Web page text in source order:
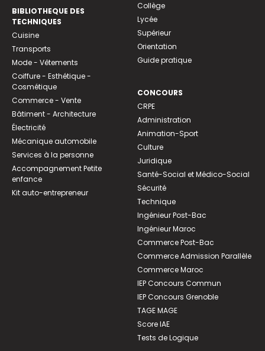
BIBLIOTHEQUE DES
TECHNIQUES
Cuisine
Transports
Mode - Vêtements
Coiffure - Esthétique -
Cosmétique
Commerce - Vente
Bâtiment - Architecture
Électricité
Mécanique automobile
Services à la personne
Accompagnement Petite
enfance
Kit auto-entrepreneur
Collège
Lycée
Supérieur
Orientation
Guide pratique
CONCOURS
CRPE
Administration
Animation-Sport
Culture
Juridique
Santé-Social et Médico-Social
Sécurité
Technique
Ingénieur Post-Bac
Ingénieur Maroc
Commerce Post-Bac
Commerce Admission Parallèle
Commerce Maroc
IEP Concours Commun
IEP Concours Grenoble
TAGE MAGE
Score IAE
Tests de Logique